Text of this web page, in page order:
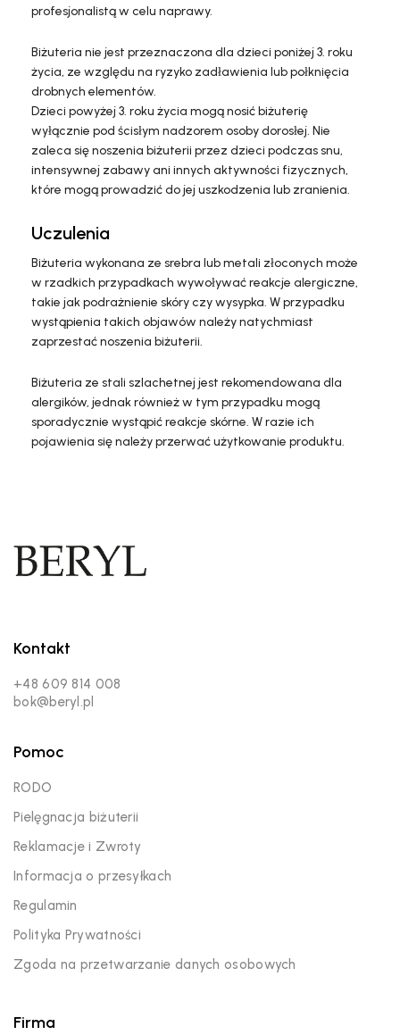
profesjonalistą w celu naprawy.
Biżuteria nie jest przeznaczona dla dzieci poniżej 3. roku
życia, ze względu na ryzyko zadławienia lub połknięcia
drobnych elementów.
Dzieci powyżej 3. roku życia mogą nosić biżuterię
wyłącznie pod ścisłym nadzorem osoby dorosłej. Nie
zaleca się noszenia biżuterii przez dzieci podczas snu,
intensywnej zabawy ani innych aktywności fizycznych,
które mogą prowadzić do jej uszkodzenia lub zranienia.
Uczulenia
Biżuteria wykonana ze srebra lub metali złoconych może
w rzadkich przypadkach wywoływać reakcje alergiczne,
takie jak podrażnienie skóry czy wysypka. W przypadku
wystąpienia takich objawów należy natychmiast
zaprzestać noszenia biżuterii.
Biżuteria ze stali szlachetnej jest rekomendowana dla
alergików, jednak również w tym przypadku mogą
sporadycznie wystąpić reakcje skórne. W razie ich
pojawienia się należy przerwać użytkowanie produktu.
Kontakt
+48 609 814 008
bok@beryl.pl
Pomoc
RODO
Pielęgnacja biżuterii
Reklamacje i Zwroty
Informacja o przesyłkach
Regulamin
Polityka Prywatności
Zgoda na przetwarzanie danych osobowych
Firma